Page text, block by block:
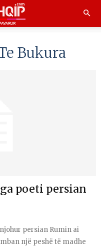
Bukura
poeti persian
persian Rumin ai
një peshë të madhe